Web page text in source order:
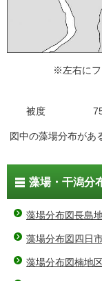
※左右にフ
被度
図中の藻場分布があ
藻場・干潟分
藻場分布図長島
藻場分布図四日
藻場分布図楠地